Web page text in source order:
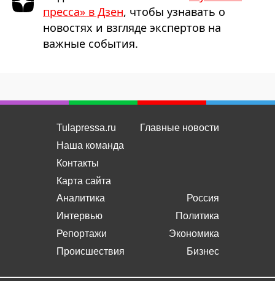
пресса» в Дзен, чтобы узнавать о
новостях и взгляде экспертов на
важные события.
Tulapressa.ru
Наша команда
Контакты
Карта сайта
Главные новости
Аналитика
Интервью
Репортажи
Происшествия
Россия
Политика
Экономика
Бизнес